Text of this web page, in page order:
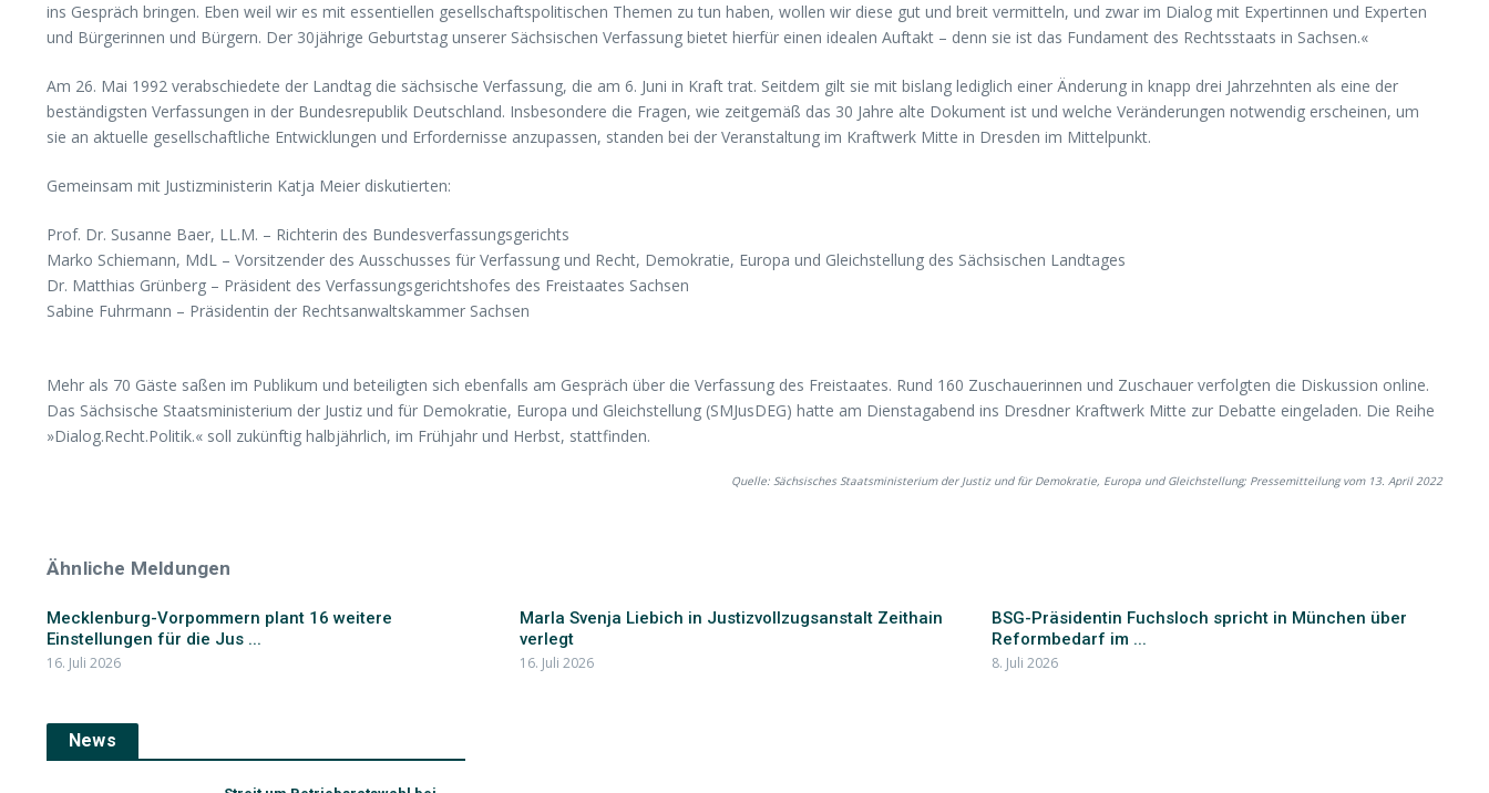
ins Gespräch bringen. Eben weil wir es mit essentiellen gesellschaftspolitischen Themen zu tun haben, wollen wir diese gut und breit vermitteln, und zwar im Dialog mit Expertinnen und Experten
und Bürgerinnen und Bürgern. Der 30jährige Geburtstag unserer Sächsischen Verfassung bietet hierfür einen idealen Auftakt – denn sie ist das Fundament des Rechtsstaats in Sachsen.«
Am 26. Mai 1992 verabschiedete der Landtag die sächsische Verfassung, die am 6. Juni in Kraft trat. Seitdem gilt sie mit bislang lediglich einer Änderung in knapp drei Jahrzehnten als eine der
beständigsten Verfassungen in der Bundesrepublik Deutschland. Insbesondere die Fragen, wie zeitgemäß das 30 Jahre alte Dokument ist und welche Veränderungen notwendig erscheinen, um
sie an aktuelle gesellschaftliche Entwicklungen und Erfordernisse anzupassen, standen bei der Veranstaltung im Kraftwerk Mitte in Dresden im Mittelpunkt.
Gemeinsam mit Justizministerin Katja Meier diskutierten:
Prof. Dr. Susanne Baer, LL.M. – Richterin des Bundesverfassungsgerichts
Marko Schiemann, MdL – Vorsitzender des Ausschusses für Verfassung und Recht, Demokratie, Europa und Gleichstellung des Sächsischen Landtages
Dr. Matthias Grünberg – Präsident des Verfassungsgerichtshofes des Freistaates Sachsen
Sabine Fuhrmann – Präsidentin der Rechtsanwaltskammer Sachsen
Mehr als 70 Gäste saßen im Publikum und beteiligten sich ebenfalls am Gespräch über die Verfassung des Freistaates. Rund 160 Zuschauerinnen und Zuschauer verfolgten die Diskussion online.
Das Sächsische Staatsministerium der Justiz und für Demokratie, Europa und Gleichstellung (SMJusDEG) hatte am Dienstagabend ins Dresdner Kraftwerk Mitte zur Debatte eingeladen. Die Reihe
»Dialog.Recht.Politik.« soll zukünftig halbjährlich, im Frühjahr und Herbst, stattfinden.
Quelle: Sächsisches Staatsministerium der Justiz und für Demokratie, Europa und Gleichstellung; Pressemitteilung vom 13. April 2022
Ähnliche Meldungen
Mecklenburg-Vorpommern plant 16 weitere
Einstellungen für die Jus ...
16. Juli 2026
Marla Svenja Liebich in Justizvollzugsanstalt Zeithain
verlegt
16. Juli 2026
BSG-Präsidentin Fuchsloch spricht in München über
Reformbedarf im ...
8. Juli 2026
News